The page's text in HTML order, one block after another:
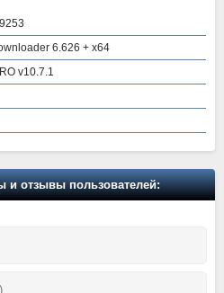
6.626 + x64
v10.7.1
отзывы пользователей: